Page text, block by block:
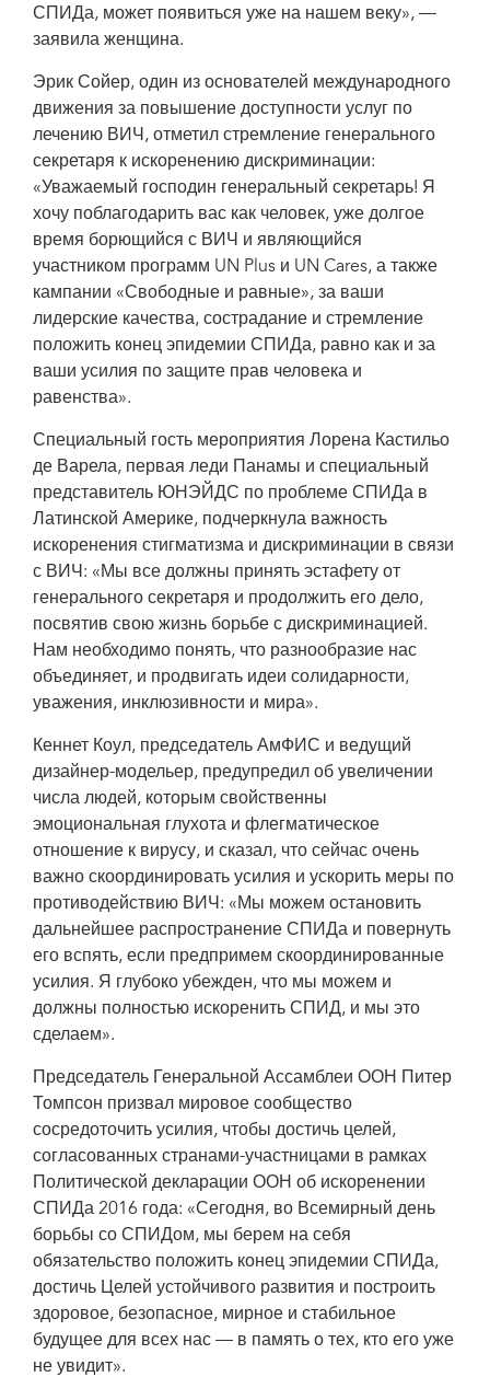
СПИДа, может появиться уже на нашем веку», —
заявила женщина.
Эрик Сойер, один из основателей международного
движения за повышение доступности услуг по
лечению ВИЧ, отметил стремление генерального
секретаря к искоренению дискриминации:
«Уважаемый господин генеральный секретарь! Я
хочу поблагодарить вас как человек, уже долгое
время борющийся с ВИЧ и являющийся
участником программ UN Plus и UN Cares, а также
кампании «Свободные и равные», за ваши
лидерские качества, сострадание и стремление
положить конец эпидемии СПИДа, равно как и за
ваши усилия по защите прав человека и
равенства».
Специальный гость мероприятия Лорена Кастильо
де Варела, первая леди Панамы и специальный
представитель ЮНЭЙДС по проблеме СПИДа в
Латинской Америке, подчеркнула важность
искоренения стигматизма и дискриминации в связи
с ВИЧ: «Мы все должны принять эстафету от
генерального секретаря и продолжить его дело,
посвятив свою жизнь борьбе с дискриминацией.
Нам необходимо понять, что разнообразие нас
объединяет, и продвигать идеи солидарности,
уважения, инклюзивности и мира».
Кеннет Коул, председатель АмФИС и ведущий
дизайнер-модельер, предупредил об увеличении
числа людей, которым свойственны
эмоциональная глухота и флегматическое
отношение к вирусу, и сказал, что сейчас очень
важно скоординировать усилия и ускорить меры по
противодействию ВИЧ: «Мы можем остановить
дальнейшее распространение СПИДа и повернуть
его вспять, если предпримем скоординированные
усилия. Я глубоко убежден, что мы можем и
должны полностью искоренить СПИД, и мы это
сделаем».
Председатель Генеральной Ассамблеи ООН Питер
Томпсон призвал мировое сообщество
сосредоточить усилия, чтобы достичь целей,
согласованных странами-участницами в рамках
Политической декларации ООН об искоренении
СПИДа 2016 года: «Сегодня, во Всемирный день
борьбы со СПИДом, мы берем на себя
обязательство положить конец эпидемии СПИДа,
достичь Целей устойчивого развития и построить
здоровое, безопасное, мирное и стабильное
будущее для всех нас — в память о тех, кто его уже
не увидит».